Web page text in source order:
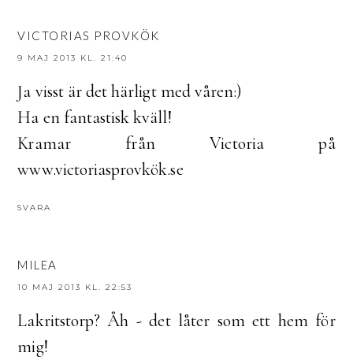
VICTORIAS PROVKÖK
9 MAJ 2013 KL. 21:40
Ja visst är det härligt med våren:)
Ha en fantastisk kväll!
Kramar från Victoria på
www.victoriasprovkök.se
SVARA
MILEA
10 MAJ 2013 KL. 22:53
Lakritstorp? Åh - det låter som ett hem för
mig!